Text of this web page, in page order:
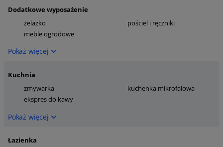
Dodatkowe wyposażenie
żelazko
pościel i ręczniki
meble ogrodowe
Pokaż więcej
Kuchnia
zmywarka
kuchenka mikrofalowa
ekspres do kawy
Pokaż więcej
Łazienka